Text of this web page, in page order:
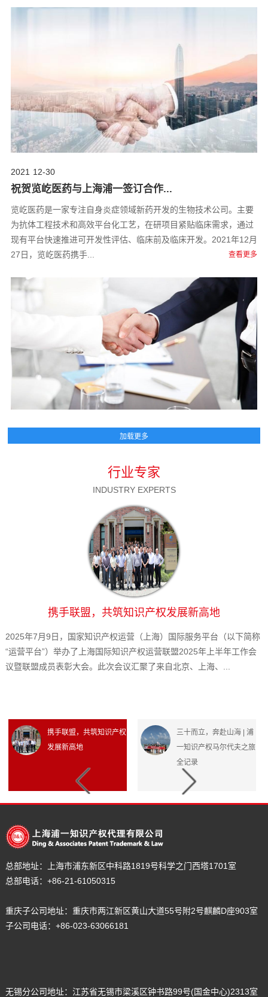
12-30
2021
祝贺览屹医药与上海浦一签订合作...
览屹医药是一家专注自身炎症领域新药开发的生物技术公司。主要
为抗体工程技术和高效平台化工艺，在研项目紧贴临床需求，通过
现有平台快速推进可开发性评估、临床前及临床开发。2021年12月
27日，览屹医药携手...
查看更多
行业专家
INDUSTRY EXPERTS
携手联盟，共筑知识产权发展新高地
2025年7月9日，国家知识产权运营（上海）国际服务平台（以下简称
“运营平台”）举办了上海国际知识产权运营联盟2025年上半年工作会
议暨联盟成员表彰大会。此次会议汇聚了来自北京、上海、...
携手联盟，共筑知识产权
发展新高地
三十而立，奔赴山海 | 浦
一知识产权马尔代夫之旅
全记录
总部地址：
上海市浦东新区中科路1819号科学之门西塔1701室
总部电话： +86-21-61050315
重庆子公司地址：重庆市两江新区黄山大道55号附2号麒麟D座903室
子公司电话：+86-023-63066181
无锡分公司地址： 江苏省无锡市梁溪区钟书路99号(国金中心)2313室